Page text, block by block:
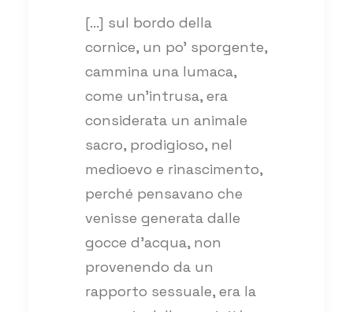
[…] sul bordo della
cornice, un po’ sporgente,
cammina una lumaca,
come un’intrusa, era
considerata un animale
sacro, prodigioso, nel
medioevo e rinascimento,
perché pensavano che
venisse generata dalle
gocce d’acqua, non
provenendo da un
rapporto sessuale, era la